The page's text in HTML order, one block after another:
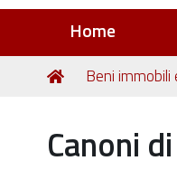
Home
Tu
Home
Beni
Canoni